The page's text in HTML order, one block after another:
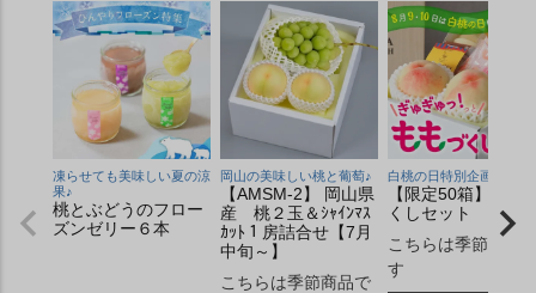
凍らせても美味しい夏の涼
果♪
桃とぶどうのフロー
ズンゼリー６本
岡山の美味しい桃と葡萄♪
【AMSM-2】 岡山県
産 桃２玉＆ｼｬｲﾝﾏｽ
ｶｯﾄ１房詰合せ【7月
中旬～】
こちらは季節商品で
白桃の日特別企画♪
【限定50箱】もも
くしセット
こちらは季節商品
す